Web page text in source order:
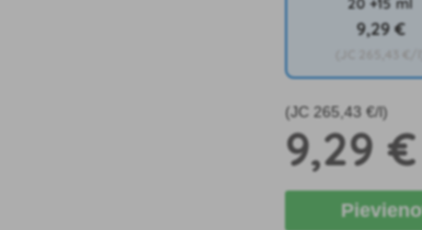
9,29 €
,43 €/
(JC265,43 €/l)
9,29 €